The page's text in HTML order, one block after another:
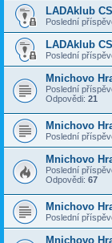
LADAklub
Poslední
LADAklub
Poslední
Mnichovo
Poslední
Odpovědi: 21
Mnichovo
Poslední
Mnichovo
Poslední
Odpovědi: 67
Mnichovo
Poslední
Mnichovo